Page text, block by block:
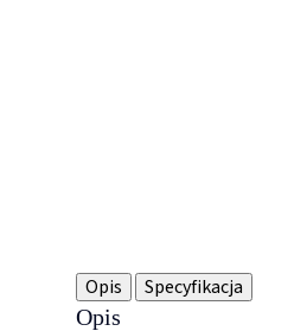
Opis
Specyfikacja
Opis